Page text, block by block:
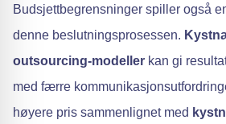
Budsjettbegrensninger spiller også
denne beslutningsprosessen.
outsourcing-modeller kan gi
med færre
høyere pris sammenlignet med